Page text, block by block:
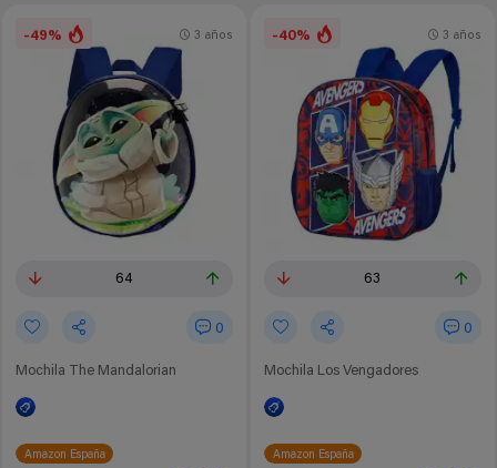
-49%
64
0
Mochila The Mandalorian
3 años
Amazon España
-40%
63
0
Mochila Los Vengadores
3 años
Amazon España